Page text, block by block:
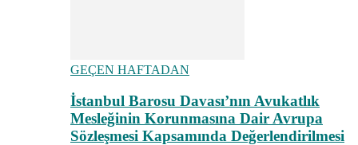
GEÇEN HAFTADAN
İstanbul Barosu Davası’nın Avukatlık
Mesleğinin Korunmasına Dair Avrupa
Sözleşmesi Kapsamında Değerlendirilmesi